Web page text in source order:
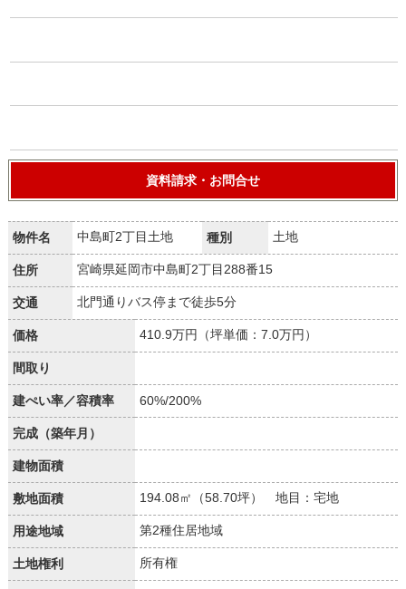
資料請求・お問合せ
物件名 中島町2丁目土地 種別 土地
住所 宮崎県延岡市中島町2丁目288番15
交通 北門通りバス停まで徒歩5分
価格 410.9万円（坪単価：7.0万円）
間取り
建ぺい率／容積率 60%/200%
完成（築年月）
建物面積
敷地面積 194.08㎡（58.70坪） 地目：宅地
用途地域 第2種住居地域
土地権利 所有権